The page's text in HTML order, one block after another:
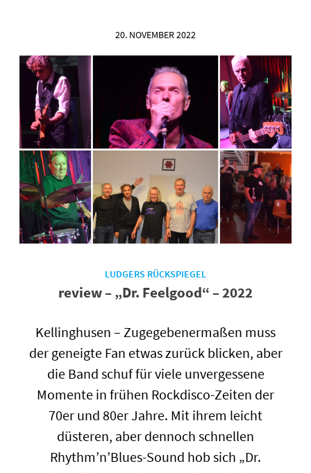
20. NOVEMBER 2022
LUDGERS RÜCKSPIEGEL
review – „Dr. Feelgood“ – 2022
Kellinghusen – Zugegebenermaßen muss
der geneigte Fan etwas zurück blicken, aber
die Band schuf für viele unvergessene
Momente in frühen Rockdisco-Zeiten der
70er und 80er Jahre. Mit ihrem leicht
düsteren, aber dennoch schnellen
Rhythm’n’Blues-Sound hob sich „Dr.